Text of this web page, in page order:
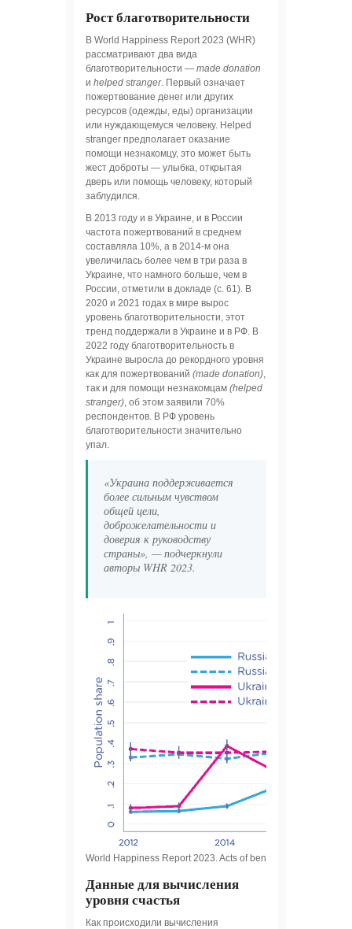
Рост благотворительности
В World Happiness Report 2023 (WHR)
рассматривают два вида
благотворительности — made donation
и helped stranger. Первый означает
пожертвование денег или других
ресурсов (одежды, еды) организации
или нуждающемуся человеку. Helped
stranger предполагает оказание
помощи незнакомцу, это может быть
жест доброты — улыбка, открытая
дверь или помощь человеку, который
заблудился.
В 2013 году и в Украине, и в России
частота пожертвований в среднем
составляла 10%, а в 2014-м она
увеличилась более чем в три раза в
Украине, что намного больше, чем в
России, отметили в докладе (с. 61). В
2020 и 2021 годах в мире вырос
уровень благотворительности, этот
тренд поддержали в Украине и в РФ. В
2022 году благотворительность в
Украине выросла до рекордного уровня
как для пожертвований (made donation)
так и для помощи незнакомцам (helped
stranger) , об этом заявили 70%
респондентов. В РФ уровень
благотворительности значительно
упал.
«Украина поддерживается
более сильным чувством
общей цели,
доброжелательности и
доверия к руководству
страны», — подчеркнули
авторы WHR 2023.
World Happiness Report 2023. Acts of benevolence.
Данные для вычисления
уровня счастья
Как происходили вычисления